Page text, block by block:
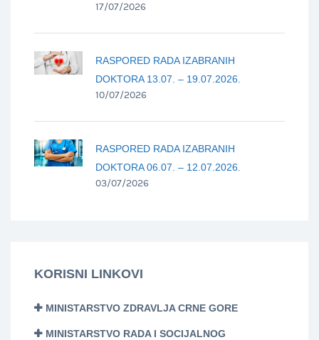
17/07/2026
RASPORED RADA IZABRANIH
DOKTORA 13.07. – 19.07.2026.
10/07/2026
RASPORED RADA IZABRANIH
DOKTORA 06.07. – 12.07.2026.
03/07/2026
KORISNI LINKOVI
MINISTARSTVO ZDRAVLJA CRNE GORE
MINISTARSTVO RADA I SOCIJALNOG